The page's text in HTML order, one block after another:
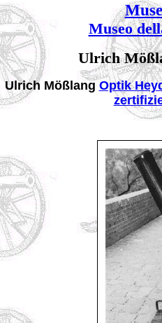
Museo
Ulrich
Ulrich Mößlang Optik